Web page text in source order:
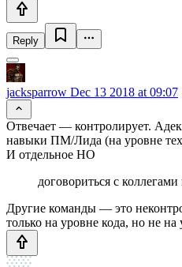
Reply
jacksparrow Dec 13 2018 at 09:07
Отвечает — контролирует.
навыки ПМ/Лида (на уровне
И отдельное НО
договориться с
Другие команды — это
только на уровне кода, но не